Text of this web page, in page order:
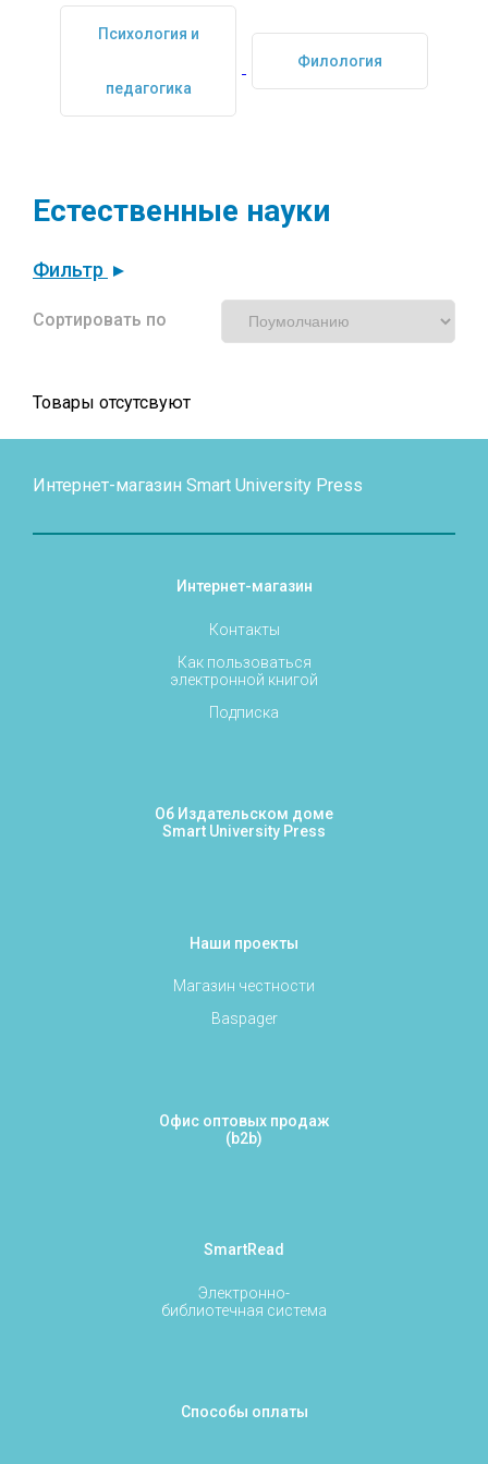
Психология и
педагогика
Филология
Естественные науки
Фильтр
Сортировать по
Товары отсутсвуют
Интернет-магазин Smart University Press
Интернет-магазин
Контакты
Как пользоваться
электронной книгой
Подписка
Об Издательском доме
Smart University Press
Наши проекты
Магазин честности
Baspager
Офис оптовых продаж
(b2b)
SmartRead
Электронно-
библиотечная система
Способы оплаты